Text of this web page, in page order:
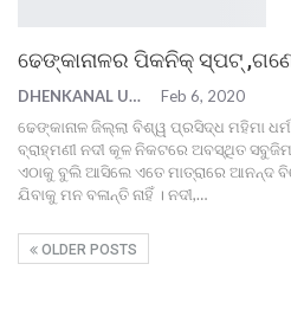
ଢେଙ୍କାନାଳର ପିକନିକ୍ ସ୍ପଟ୍
DHENKANAL UPDATE Feb 6, 2020
ଢେଙ୍କାନାଳ ଜିଲ୍ଲା ବିଶ୍ୱ ପ୍ରସିଦ୍ଧ ମହିମା
ବ୍ରାହ୍ମଣୀ ନଦୀ କୂଳ ନିକଟରେ ଅବସ୍ଥିତ
ଏଠାକୁ ବୁଲି ଆସିଲେ ଏତେ ମାତ୍ରାରେ ଆନନ୍ଦ
ଯିବାକୁ ମନ ବଳାନ୍ତି ନାହିଁ । ନଦୀ,…
OLDER POSTS